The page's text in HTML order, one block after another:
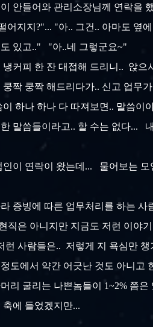
안들어와 관리소장님께 연락을
어지지?"... "아.. 그건.. 아마도 옆
있고.." "아..네 그렇군요~"
냉커피 한 잔 대접해 드리니.. 앉
쿵짝 쿵짝 해드리다가.. 신고 업무
이 하나 하나 다 따져보면.. 말씀
말씀들이라고.. 할 수는 없다...
인이 연락이 왔는데... 물어보는
증빙에 따른 업무처리를 하는
직은 아니지만 지금도 저런 이야
런 사람들은.. 저렇게 지 욕심만
도에서 약간 어긋난 것도 아니고
리 굴리는 나쁜놈들이 1~2% 쯤
축에 들었겠지만...